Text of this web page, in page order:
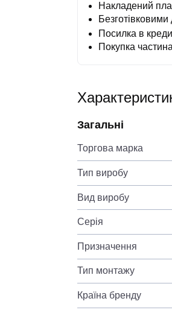
Накладений
Посилка в
Покупка
Загальні
Торгова марка
Тип виробу
Вид виробу
Серія
Призначення
Тип монтажу
Країна бренду